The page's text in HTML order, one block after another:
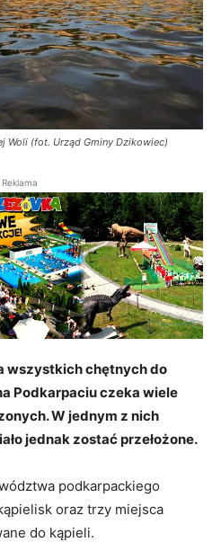
Woli (fot. Urząd Gminy Dzikowiec)
Reklama
wszystkich chętnych do
Podkarpaciu czeka wiele
W jednym z nich
jednak zostać przełożone.
podkarpackiego
oraz trzy miejsca
do kąpieli.